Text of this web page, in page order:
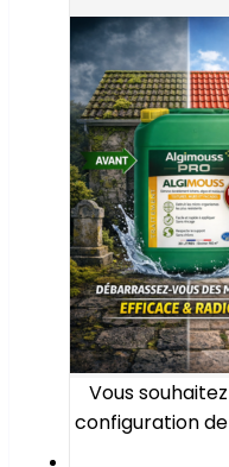
Vous
configuration